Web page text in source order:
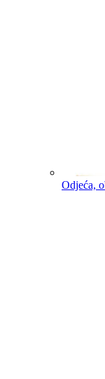
Odjeća,